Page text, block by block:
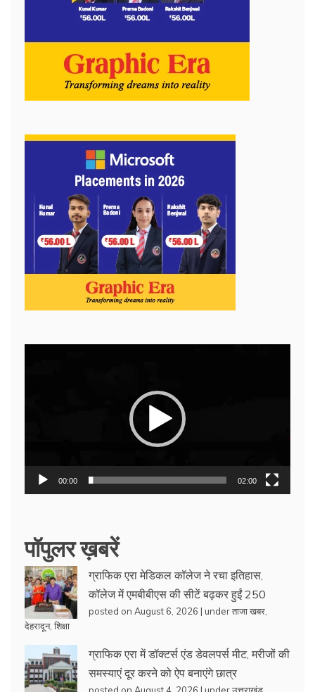
00:00 02:00
पॉपुलर ख़बरें
ग्राफिक एरा मेडिकल कॉलेज ने रचा इतिहास,
कॉलेज में एमबीबीएस की सीटें बढ़कर हुईं 250
posted on August 6, 2026 | underताजा खबर
देहरादून, शिक्षा
ग्राफिक एरा में डॉक्टर्स एंड डेवलपर्स मीट, मरीजों की
समस्याएं दूर करने को ऐप बनाएंगे छात्र
posted on August 4, 2026 | underउत्तराखंड